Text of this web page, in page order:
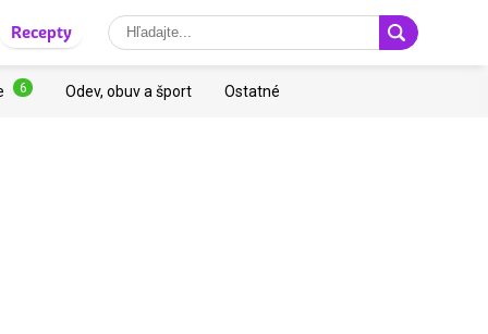
Recepty
6 Odev, obuv a šport Ostatné